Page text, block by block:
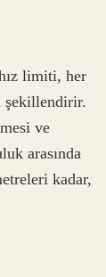
limiti, her
şekillendirir.
ve
arasında
kadar,